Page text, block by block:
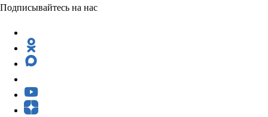
Подписывайтесь на нас